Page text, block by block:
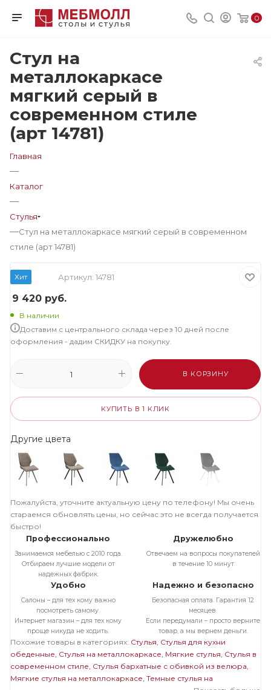
0
Стул на
металлокаркасе
мягкий серый в
современном стиле
(арт 14781)
Главная
—
Каталог
—
Стулья
—Стул на металлокаркасе мягкий серый в современном
стиле (арт 14781)
Хит Артикул: 14781
9 420 руб.
В наличии
Доставим с центрального склада через 10 дней после
оформления - дадим СКИДКУ на покупку.
В КОРЗИНУ
КУПИТЬ В 1 КЛИК
Другие цвета
Пожалуйста, уточните актуальную цену по телефону! Мы очень
стараемся обновлять цены, но сейчас это не всегда получается
быстро!
Профессионально
Занимаемся мебелью с 2010 года.
Отбираем лучшие модели от
надежных фабрик.
Дружелюбно
Отвечаем на вопросы покупателей
в течение 10 минут
Удобно
Салоны – для тех кому важно
посмотреть самому.
Интернет магазин – для тех кому
проще никуда не ходить.
Надежно и безопасно
Безопасная оплата. Гарантия 12
месяцев.
Если передумали – просто верните
товар, а мы вернем деньги.
Похожие товары в категориях: Стулья Стулья для кухни
обеденные Стулья на металлокаркасе Мягкие стулья Стулья в
современном стиле Стулья бархатные с обивкой из велюра
Мягкие стулья на металлокаркасе Темные стулья на